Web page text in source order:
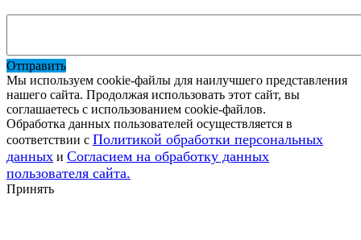
Отправить
Мы используем cookie-файлы для наилучшего представления
нашего сайта. Продолжая использовать этот сайт, вы
соглашаетесь с использованием cookie-файлов.
Обработка данных пользователей осуществляется в
соответствии с Политикой обработки персональных
данных и Согласием на обработку данных
пользователя сайта.
Принять